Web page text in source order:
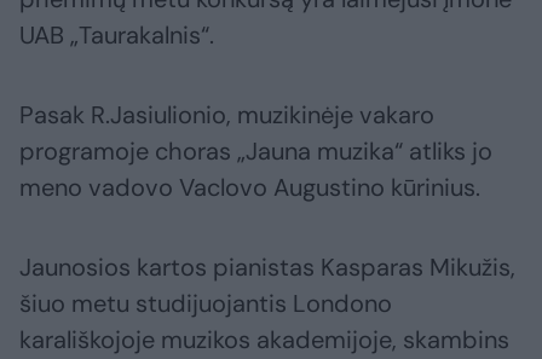
UAB „Taurakalnis“.
Pasak R.Jasiulionio, muzikinėje vakaro
programoje choras „Jauna muzika“ atliks jo
meno vadovo Vaclovo Augustino kūrinius.
Jaunosios kartos pianistas Kasparas Mikužis,
šiuo metu studijuojantis Londono
karališkojoje muzikos akademijoje, skambins